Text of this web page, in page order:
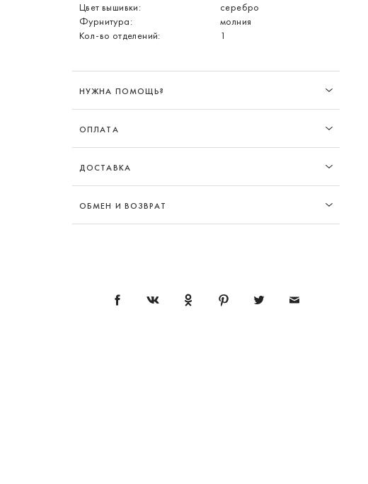
Цвет вышивки:
серебро
Фурнитура:
молния
Кол-во отделений:
1
НУЖНА ПОМОЩЬ?
ОПЛАТА
ДОСТАВКА
ОБМЕН И ВОЗВРАТ